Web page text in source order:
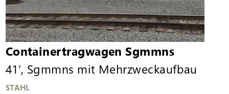
Containertragwagen Sgmmns
41‘, Sgmmns mit Mehrzweckaufbau
STAHL